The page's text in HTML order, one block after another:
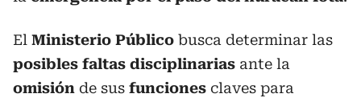
El Ministerio Público busca determinar las
posibles faltas disciplinarias ante la
omisión de sus funciones claves para